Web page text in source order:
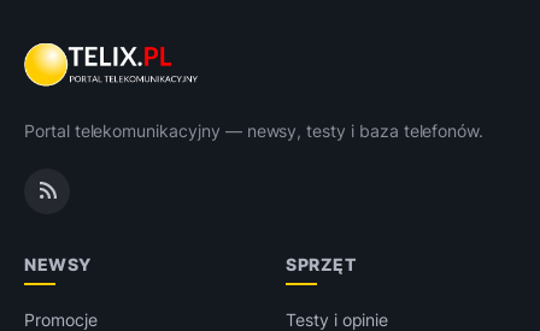
Portal telekomunikacyjny — newsy, testy i baza telefonów.
NEWSY
Promocje
SPRZĘT
Testy i opinie